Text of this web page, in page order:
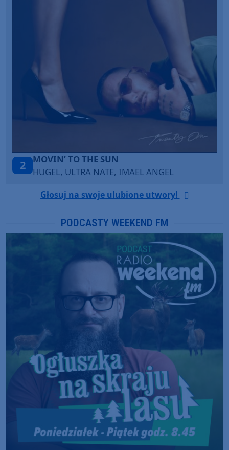
THE SUN
NATE, IMAEL ANGEL
SANAH
Głosuj na swoje ulubione utwory!
PODCASTY WEEKEND FM